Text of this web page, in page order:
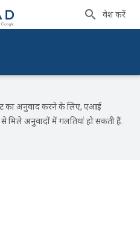
प्रवेश करें
का अनुवाद करने के लिए, एआई
मिले अनुवादों में गलतियां हो सकती हैं.